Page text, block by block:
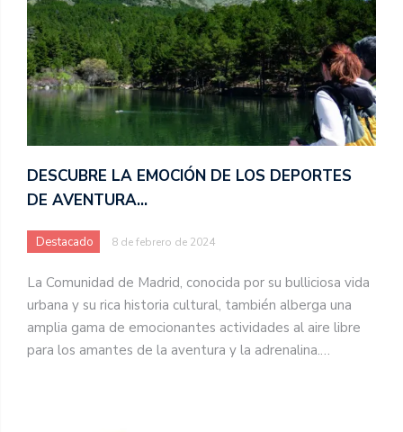
DESCUBRE LA EMOCIÓN DE LOS DEPORTES
DE AVENTURA…
Destacado 8 de febrero de 2024
La Comunidad de Madrid, conocida por su bulliciosa vida
urbana y su rica historia cultural, también alberga una
amplia gama de emocionantes actividades al aire libre
para los amantes de la aventura y la adrenalina.…